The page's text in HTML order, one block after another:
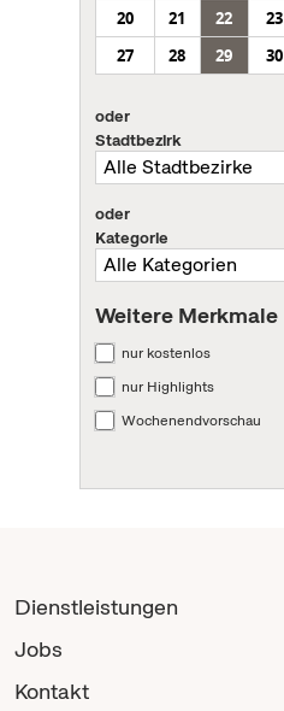
20
21 22 23
27
28 29 30
oder
Stadtbezirk
oder
Kategorie
Weitere Merkmale
nur kostenlos
nur Highlights
Wochenendvorschau
Dienstleistungen
Jobs
Kontakt